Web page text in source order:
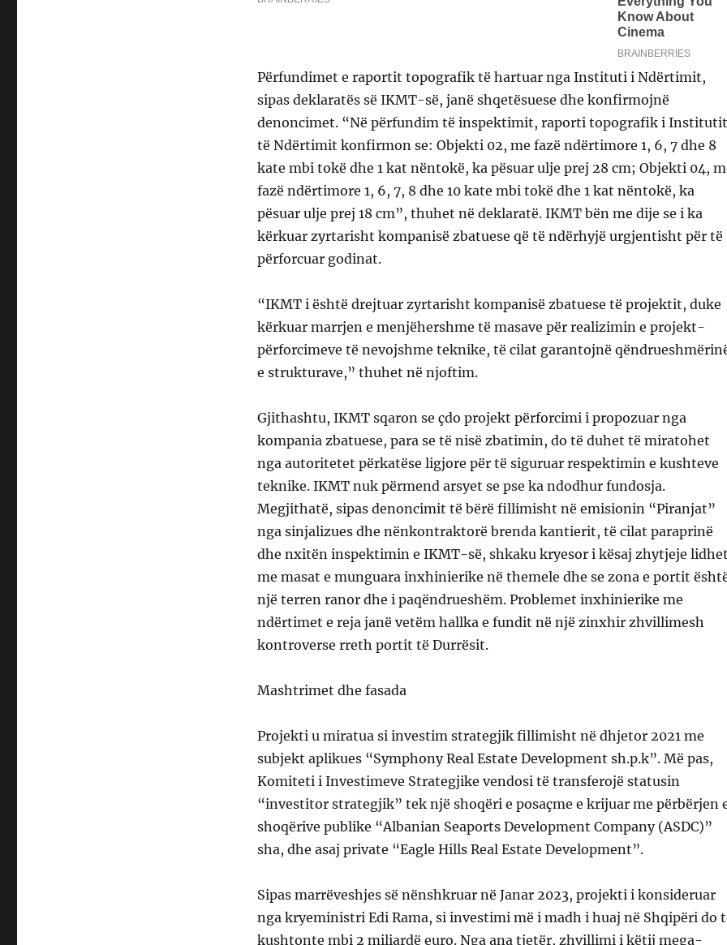
Përfundimet e raportit topografik të hartuar nga Instituti i Ndërtimit,
sipas deklaratës së IKMT-së, janë shqetësuese dhe konfirmojnë
denoncimet. “Në përfundim të inspektimit, raporti topografik i Institutit
të Ndërtimit konfirmon se: Objekti 02, me fazë ndërtimore 1, 6, 7 dhe 8
kate mbi tokë dhe 1 kat nëntokë, ka pësuar ulje prej 28 cm; Objekti 04,
fazë ndërtimore 1, 6, 7, 8 dhe 10 kate mbi tokë dhe 1 kat nëntokë, ka
pësuar ulje prej 18 cm”, thuhet në deklaratë. IKMT bën me dije se i ka
kërkuar zyrtarisht kompanisë zbatuese që të ndërhyjë urgjentisht për të
përforcuar godinat.
“IKMT i është drejtuar zyrtarisht kompanisë zbatuese të projektit, duke
kërkuar marrjen e menjëhershme të masave për realizimin e projekt-
përforcimeve të nevojshme teknike, të cilat garantojnë
e strukturave,” thuhet në njoftim.
Gjithashtu, IKMT sqaron se çdo projekt përforcimi i propozuar nga
kompania zbatuese, para se të nisë zbatimin, do të duhet të miratohet
nga autoritetet përkatëse ligjore për të siguruar respektimin e kushteve
teknike. IKMT nuk përmend arsyet se pse ka ndodhur fundosja.
Megjithatë, sipas denoncimit të bërë fillimisht në emisionin “Piranjat”
nga sinjalizues dhe nënkontraktorë brenda kantierit, të cilat paraprinë
dhe nxitën inspektimin e IKMT-së, shkaku kryesor i kësaj zhytjeje
me masat e munguara inxhinierike në themele dhe se zona e portit
një terren ranor dhe i paqëndrueshëm. Problemet inxhinierike me
ndërtimet e reja janë vetëm hallka e fundit në një zinxhir zhvillimesh
kontroverse rreth portit të Durrësit.
Mashtrimet dhe fasada
Projekti u miratua si investim strategjik fillimisht në dhjetor 2021 me
subjekt aplikues “Symphony Real Estate Development sh.p.k”. Më pas,
Komiteti i Investimeve Strategjike vendosi të transferojë statusin
“investitor strategjik” tek një shoqëri e posaçme e krijuar me përbërjen
shoqërive publike “Albanian Seaports Development Company (ASDC)”
sha, dhe asaj private “Eagle Hills Real Estate Development”.
Sipas marrëveshjes së nënshkruar në Janar 2023, projekti i konsideruar
nga kryeministri Edi Rama, si investimi më i madh i huaj në Shqipëri do
kushtonte mbi 2 miliardë euro. Nga ana tjetër, zhvillimi i këtij mega-